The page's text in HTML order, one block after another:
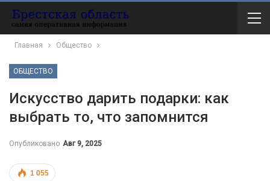
Главная Общество
ОБЩЕСТВО
Искусство дарить подарки: как
выбрать то, что запомнится
Опубликовано Авг 9, 2025
1 055